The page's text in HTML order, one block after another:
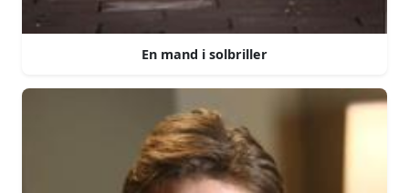
En mand i solbriller